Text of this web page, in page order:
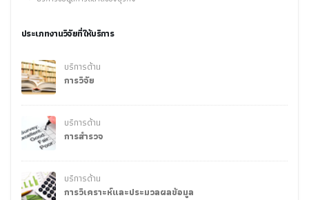
ประเภทงานวิจัยที่ให้บริการ
บริการด้าน
การวิจัย
บริการด้าน
การสำรวจ
บริการด้าน
การวิเคราะห์และประมวลผลข้อมูล